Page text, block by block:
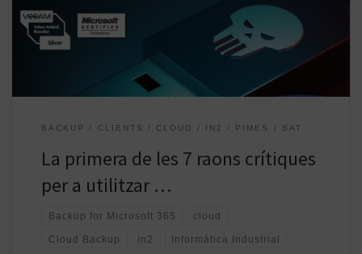
backup for Microsoft 365, que permet protegir totes les dades del
Office 365. És important conèixer que […]
BACKUP CLIENTS CLOUD IN2 PIMES SAT
La primera de les 7 raons crítiques
per a utilitzar …
Backup for Microsoft 365 cloud
Cloud Backup in2 Informàtica Industrial